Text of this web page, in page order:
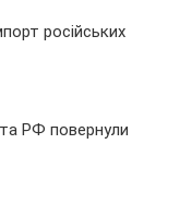
російських
РФ повернули